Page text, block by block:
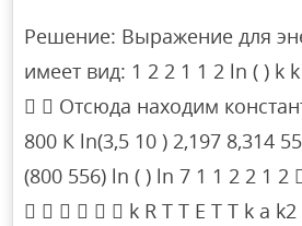
Решение: Выражение для
имеет вид: 1 2 2 1 1 2 ln ( ) k
  Отсюда находим
800 К ln(3,5 10 ) 2,197 8,314
(800 556) ln ( ) ln 7 1 1 2 2 1
      k R T T E T T k a k2